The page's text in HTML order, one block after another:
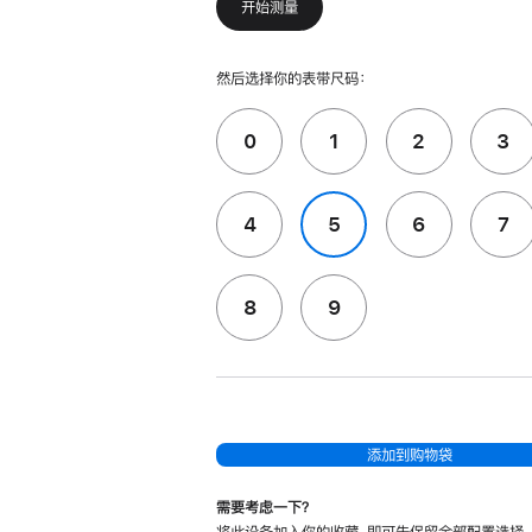
开始测量
然后选择你的表带尺码：
0 1 2 3
4 5 6 7
8 9
添加到购物袋
需要考虑一下？